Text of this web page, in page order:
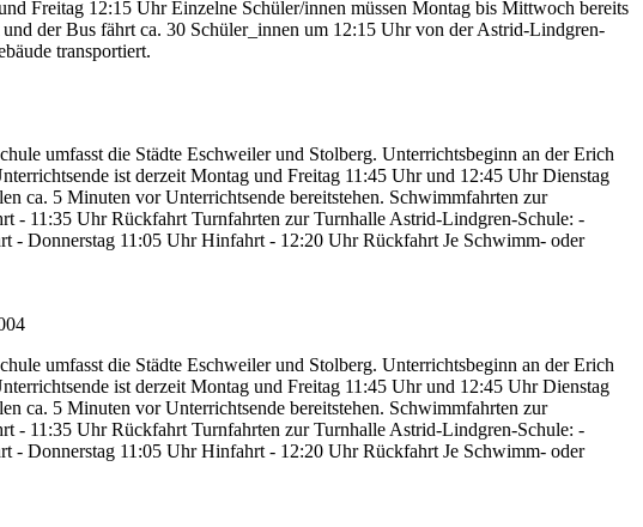
Freitag 12:15 Uhr Einzelne Schüler/innen müssen Montag bis Mittwoch bereits
der Bus fährt ca. 30 Schüler_innen um 12:15 Uhr von der Astrid-Lindgren-
transportiert.
umfasst die Städte Eschweiler und Stolberg. Unterrichtsbeginn an der Erich
ist derzeit Montag und Freitag 11:45 Uhr und 12:45 Uhr Dienstag
ca. 5 Minuten vor Unterrichtsende bereitstehen. Schwimmfahrten zur
11:35 Uhr Rückfahrt Turnfahrten zur Turnhalle Astrid-Lindgren-Schule: -
Donnerstag 11:05 Uhr Hinfahrt - 12:20 Uhr Rückfahrt Je Schwimm- oder
umfasst die Städte Eschweiler und Stolberg. Unterrichtsbeginn an der Erich
ist derzeit Montag und Freitag 11:45 Uhr und 12:45 Uhr Dienstag
ca. 5 Minuten vor Unterrichtsende bereitstehen. Schwimmfahrten zur
11:35 Uhr Rückfahrt Turnfahrten zur Turnhalle Astrid-Lindgren-Schule: -
Donnerstag 11:05 Uhr Hinfahrt - 12:20 Uhr Rückfahrt Je Schwimm- oder